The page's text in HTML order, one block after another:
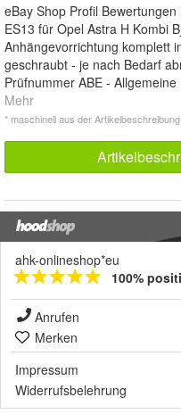
eBay Shop Profil
ES13 für Opel Astra H Kombi
Anhängevorrichtung komplett
geschraubt - je nach Bedarf
Prüfnummer ABE -
Mehr
* maschinell aus der
ahk-onlineshop*eu
100%
Anrufen
Merken
Impressum
Widerrufsbelehrung